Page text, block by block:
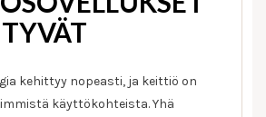
kehittyy nopeasti, ja keittiö on
käyttökohteista. Yhä